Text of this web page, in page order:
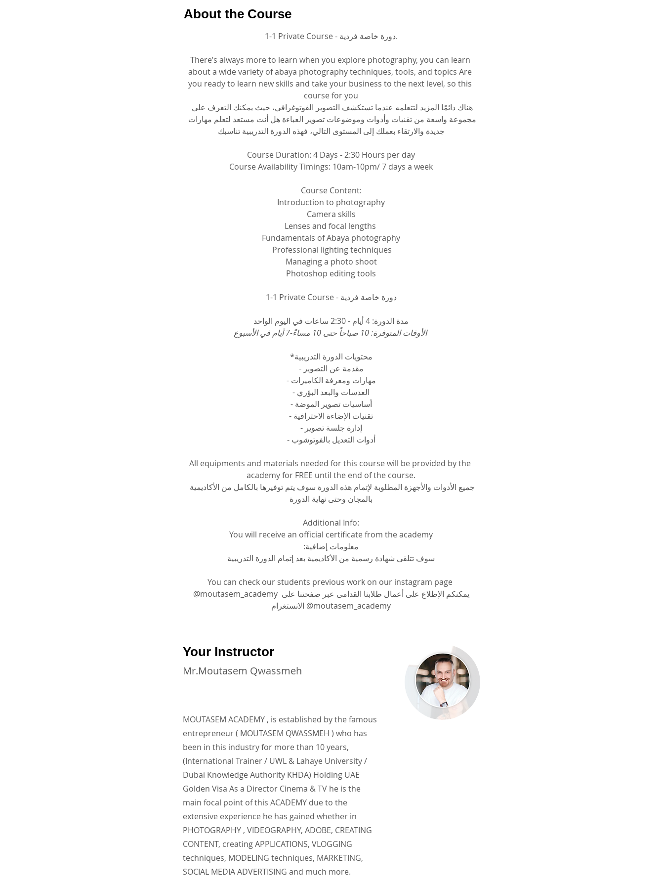
About the Course
1-1 Private Course - دورة خاصة فردية.
There’s always more to learn when you explore photography, you can learn
about a wide variety of abaya photography techniques, tools, and topics Are
you ready to learn new skills and take your business to the next level, so this
course for you
هناك دائمًا المزيد لتتعلمه عندما تستكشف التصوير الفوتوغرافي، حيث يمكنك التعرف على
مجموعة واسعة من تقنيات وأدوات وموضوعات تصوير العباءة هل أنت مستعد لتعلم مهارات
جديدة والارتقاء بعملك إلى المستوى التالي، فهذه الدورة التدريبية تناسبك
Course Duration: 4 Days - 2:30 Hours per day
Course Availability Timings: 10am-10pm/ 7 days a week
Course Content:
Introduction to photography
Camera skills
Lenses and focal lengths
Fundamentals of Abaya photography
Professional lighting techniques
Managing a photo shoot
Photoshop editing tools
1-1 Private Course - دورة خاصة فردية
مدة الدورة: 4 أيام - 2:30 ساعات في اليوم الواحد
الأوقات المتوفرة: 10 صباحاً حتى 10 مساءً-7 أيام في الأسبوع
محتويات الدورة التدريبية*
مقدمة عن التصوير -
مهارات ومعرفة الكاميرات -
العدسات والبعد البؤري -
أساسيات تصوير الموضة -
تقنيات الإضاءة الاحترافية -
إدارة جلسة تصوير -
أدوات التعديل بالفوتوشوب -
All equipments and materials needed for this course will be provided by the
academy for FREE until the end of the course.
جميع الأدوات والأجهزة المطلوبة لإتمام هذه الدورة سوف يتم توفيرها بالكامل من الأكاديمية
بالمجان وحتى نهاية الدورة
Additional Info:
You will receive an official certificate from the academy
معلومات إضافية:
سوف تتلقى شهادة رسمية من الأكاديمية بعد إتمام الدورة التدريبية
You can check our students previous work on our instagram page
@moutasem_academy يمكنكم الإطلاع على أعمال طلابنا القدامى عبر صفحتنا على
الانستغرام @moutasem_academy
Your Instructor
Mr.Moutasem Qwassmeh
MOUTASEM ACADEMY , is established by the famous
entrepreneur ( MOUTASEM QWASSMEH ) who has
been in this industry for more than 10 years,
(International Trainer / UWL & Lahaye University /
Dubai Knowledge Authority KHDA) Holding UAE
Golden Visa As a Director Cinema & TV he is the
main focal point of this ACADEMY due to the
extensive experience he has gained whether in
PHOTOGRAPHY , VIDEOGRAPHY, ADOBE, CREATING
CONTENT, creating APPLICATIONS, VLOGGING
techniques, MODELING techniques, MARKETING,
SOCIAL MEDIA ADVERTISING and much more.